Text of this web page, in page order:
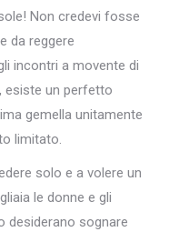
Non credevi fosse
da reggere
incontri a movente di
esiste un perfetto
gemella unitamente
limitato.
solo e a volere un
le donne e gli
desiderano sognare